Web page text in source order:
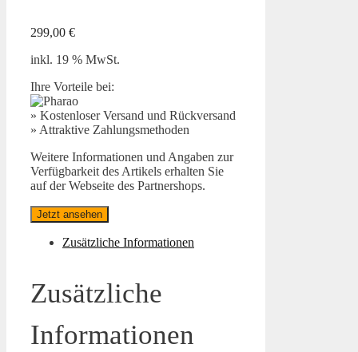
299,00 €
inkl. 19 % MwSt.
Ihre Vorteile bei:
» Kostenloser Versand und Rückversand
» Attraktive Zahlungsmethoden
Weitere Informationen und Angaben zur
Verfügbarkeit des Artikels erhalten Sie
auf der Webseite des Partnershops.
Jetzt ansehen
Zusätzliche Informationen
Zusätzliche
Informationen